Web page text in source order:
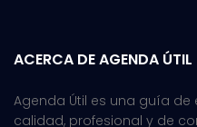
ACERCA DE AGENDA ÚTIL
Agenda Útil es una guía
calidad, profesional y de